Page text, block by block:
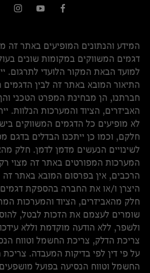
המידע והנתונים המופיעים באתר זה
דגמים המשווקים במקומות שונים
למועד הבאת המקור הלועדי לתרגום.
התיאור המובא באתר זה לבין הדגמים
חברתנו, הן מבחינת המפרט הטכני
האביזרים, הציוד והמערכות הנלוות.
לא מופיעים כל הדגמים המשווקים
חלקם, וכמו כן ייתכנו הבדלים בדגם
לשינויים הנעשים מדמן לדמן. חלק
המערכות המפורטים באתר זה מצוי
הרכבים, אין בפרסום המובא באתר זה
היצרן ו/או את החברה בהספקת
חלק מהאביזרים, הציוד והמערכות
שומרים לעצמם את הזכות לבטל,
ולשפר, ללא הודעה מוקדמת וללא
צריכת הדלק, צריכת החשמל וטווח
על פי דין לפי בדיקות המעבדה.
החשמל וטווח הנסיעה בפועל